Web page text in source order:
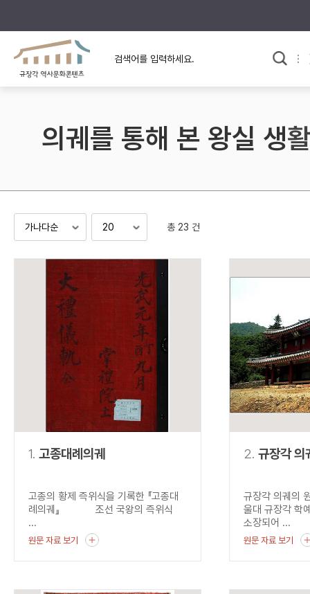
규장각의 어제와 오늘
규장각 소개영상
사료와 문학으로 본
고대
고려
조선 후기
검색 연산자 사용안내
AND
“정조”와 “정약
색
OR “정조” 또는 “정
NOT
“정조”가 나온
료를 검색
의궤를 통해 본 왕실 생
총 23 건
1. 고종대례의궤
고종의 황제 즉위식을 기록한 『고종대
례의궤』 조선 국왕의 즉위식
...
원문 자료 보기
2. 규장각 의
규장각 의궤의
울대 규장각 학
소장되어 ...
원문 자료 보기